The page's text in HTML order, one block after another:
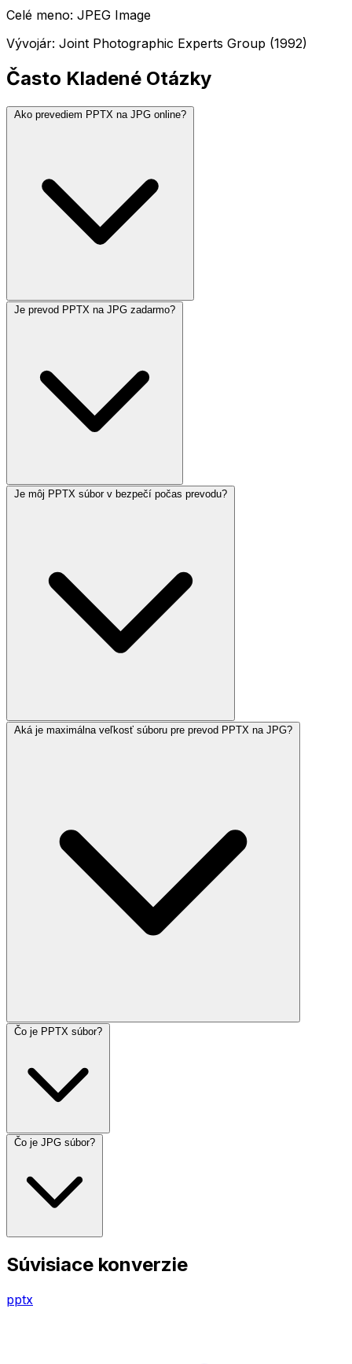
Celé meno: JPEG Image
Vývojár: Joint Photographic Experts Group (1992)
Často Kladené Otázky
Ako prevediem PPTX na JPG online?
Je prevod PPTX na JPG zadarmo?
Je môj PPTX súbor v bezpečí počas prevodu?
Aká je maximálna veľkosť súboru pre prevod PPTX na JPG?
Čo je PPTX súbor?
Čo je JPG súbor?
Súvisiace konverzie
pptx